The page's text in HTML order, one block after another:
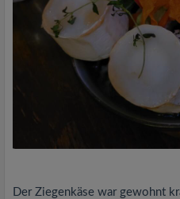
Der Ziegenkäse war gewohnt